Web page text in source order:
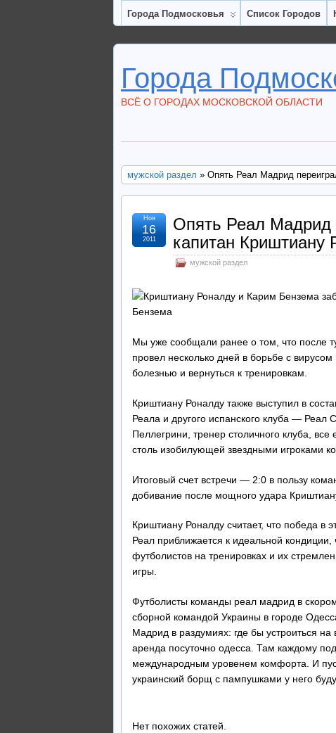
Города Подмосковья Список Городов
Города
ВСЁ О ГОРОДАХ МОСКОВСКОЙ ОБЛАСТИ
мужской раздел » Опять Реал Мадрид
Опять Реал Мадрид
капитан Криштиану
мужской раздел
Ноя
16
2011
Бензема
Мы уже сообщали ранее о том, что после
провел несколько дней в борьбе с
болезнью и вернуться к тренировкам.
Криштиану Роналду также выступил в
Реала и другого испанского клуба — Реал
Пеллегрини, тренер столичного клуба,
столь изобилующей звездными игроками
Итоговый счет встречи — 2:0 в пользу
добивание после мощного удара
Криштиану Роналду считает, что победа
Реал приближается к идеальной кондиции,
футболистов на тренировках и их
игры.
Футболисты команды реал мадрид в
сборной командой Украины в городе
Мадрид в раздумиях: где бы устроиться
аренда посуточно одесса. Там каждому
международным уровенем комфорта. И
украинский борщ с пампушками у него
Нет похожих статей.